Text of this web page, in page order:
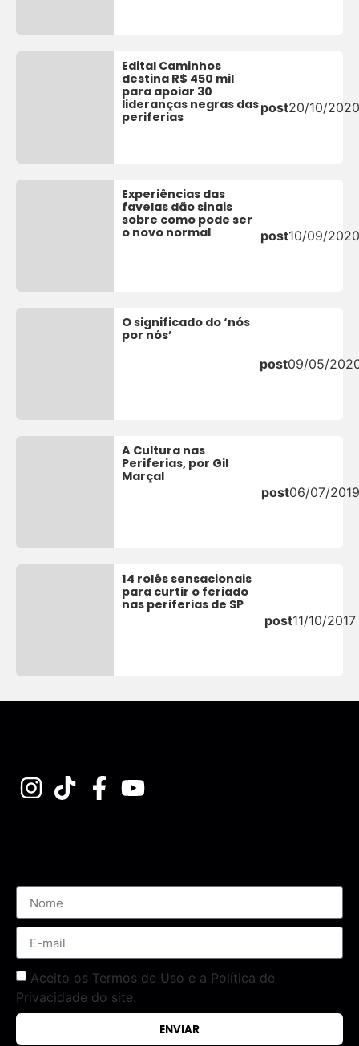
Edital Caminhos
destina R$ 450 mil
para apoiar 30
lideranças negras das
periferias
post20/10/
Experiências das
favelas dão sinais
sobre como pode ser
o novo normal
post10/09/
O significado do ‘nós
por nós’
post09/05/
A Cultura nas
Periferias, por Gil
Marçal
post06/07/2019
14 rolês sensacionais
para curtir o feriado
nas periferias de SP
post11/10/2017
Aceito os Termos de Uso e a Política de
Privacidade do site.
ENVIAR